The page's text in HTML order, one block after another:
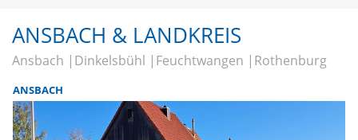
ANSBACH & LANDKREIS
Ansbach Dinkelsbühl Feuchtwangen Rothenburg
ANSBACH